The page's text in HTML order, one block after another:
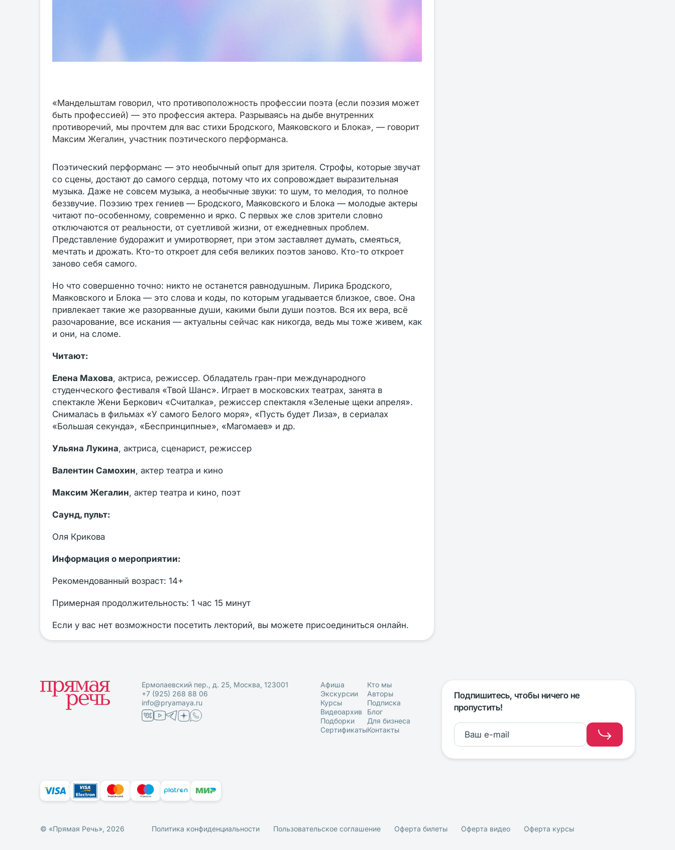
«Мандельштам говорил, что противоположность профессии поэта (если поэзия может
быть профессией) — это профессия актера. Разрываясь на дыбе внутренних
противоречий, мы прочтем для вас стихи Бродского, Маяковского и Блока», — говорит
Максим Жегалин, участник поэтического перформанса.
Поэтический перформанс — это необычный опыт для зрителя. Строфы, которые звучат
со сцены, достают до самого сердца, потому что их сопровождает выразительная
музыка. Даже не совсем музыка, а необычные звуки: то шум, то мелодия, то полное
беззвучие. Поэзию трех гениев — Бродского, Маяковского и Блока — молодые актеры
читают по-особенному, современно и ярко. С первых же слов зрители словно
отключаются от реальности, от суетливой жизни, от ежедневных проблем.
Представление будоражит и умиротворяет, при этом заставляет думать, смеяться,
мечтать и дрожать. Кто-то откроет для себя великих поэтов заново. Кто-то откроет
заново себя самого.
Но что совершенно точно: никто не останется равнодушным. Лирика Бродского,
Маяковского и Блока — это слова и коды, по которым угадывается близкое, свое. Она
привлекает такие же разорванные души, какими были души поэтов. Вся их вера, всё
разочарование, все искания — актуальны сейчас как никогда, ведь мы тоже живем, как
и они, на сломе.
Читают:
Елена Махова, актриса, режиссер. Обладатель гран-при международного
студенческого фестиваля «Твой Шанс». Играет в московских театрах, занята в
спектакле Жени Беркович «Считалка», режиссер спектакля «Зеленые щеки апреля».
Снималась в фильмах «У самого Белого моря», «Пусть будет Лиза», в сериалах
«Большая секунда», «Беспринципные», «Магомаев» и др.
Ульяна Лукина, актриса, сценарист, режиссер
Валентин Самохин, актер театра и кино
Максим Жегалин, актер театра и кино, поэт
Саунд, пульт:
Оля Крикова
Информация о мероприятии:
Рекомендованный возраст: 14+
Примерная продолжительность: 1 час 15 минут
Если у вас нет возможности посетить лекторий, вы можете присоединиться онлайн.
Ермолаевский пер., д. 25, Москва, 123001
+7 (925) 268 88 06
info@pryamaya.ru
Афиша
Экскурсии
Курсы
Видеоархив
Подборки
Сертификаты
Кто мы
Авторы
Подписка
Блог
Для бизнеса
Контакты
Подпишитесь, чтобы ничего не
пропустить!
© «Прямая Речь», 2026 Политика конфиденциальности Пользовательское соглашение Оферта билеты Оферта видео Оферта курсы